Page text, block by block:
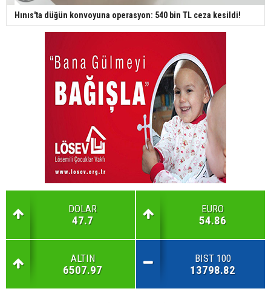
Hınıs'ta düğün konvoyuna operasyon: 540 bin TL ceza kesildi!
DOLAR
47.7
EURO
54.86
ALTIN
6507.97
BIST 100
13798.82